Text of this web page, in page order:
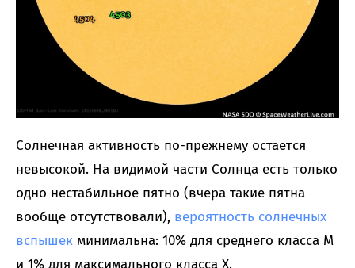
Солнечная активность по-прежнему остается
невысокой. На видимой части Солнца есть только
одно нестабильное пятно (вчера такие пятна
вообще отсутствовали), вероятность солнечных
вспышек минимальна: 10% для среднего класса M
и 1% для максимального класса X.